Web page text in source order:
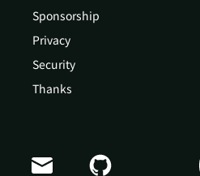
Sponsorship
Privacy
Security
Thanks